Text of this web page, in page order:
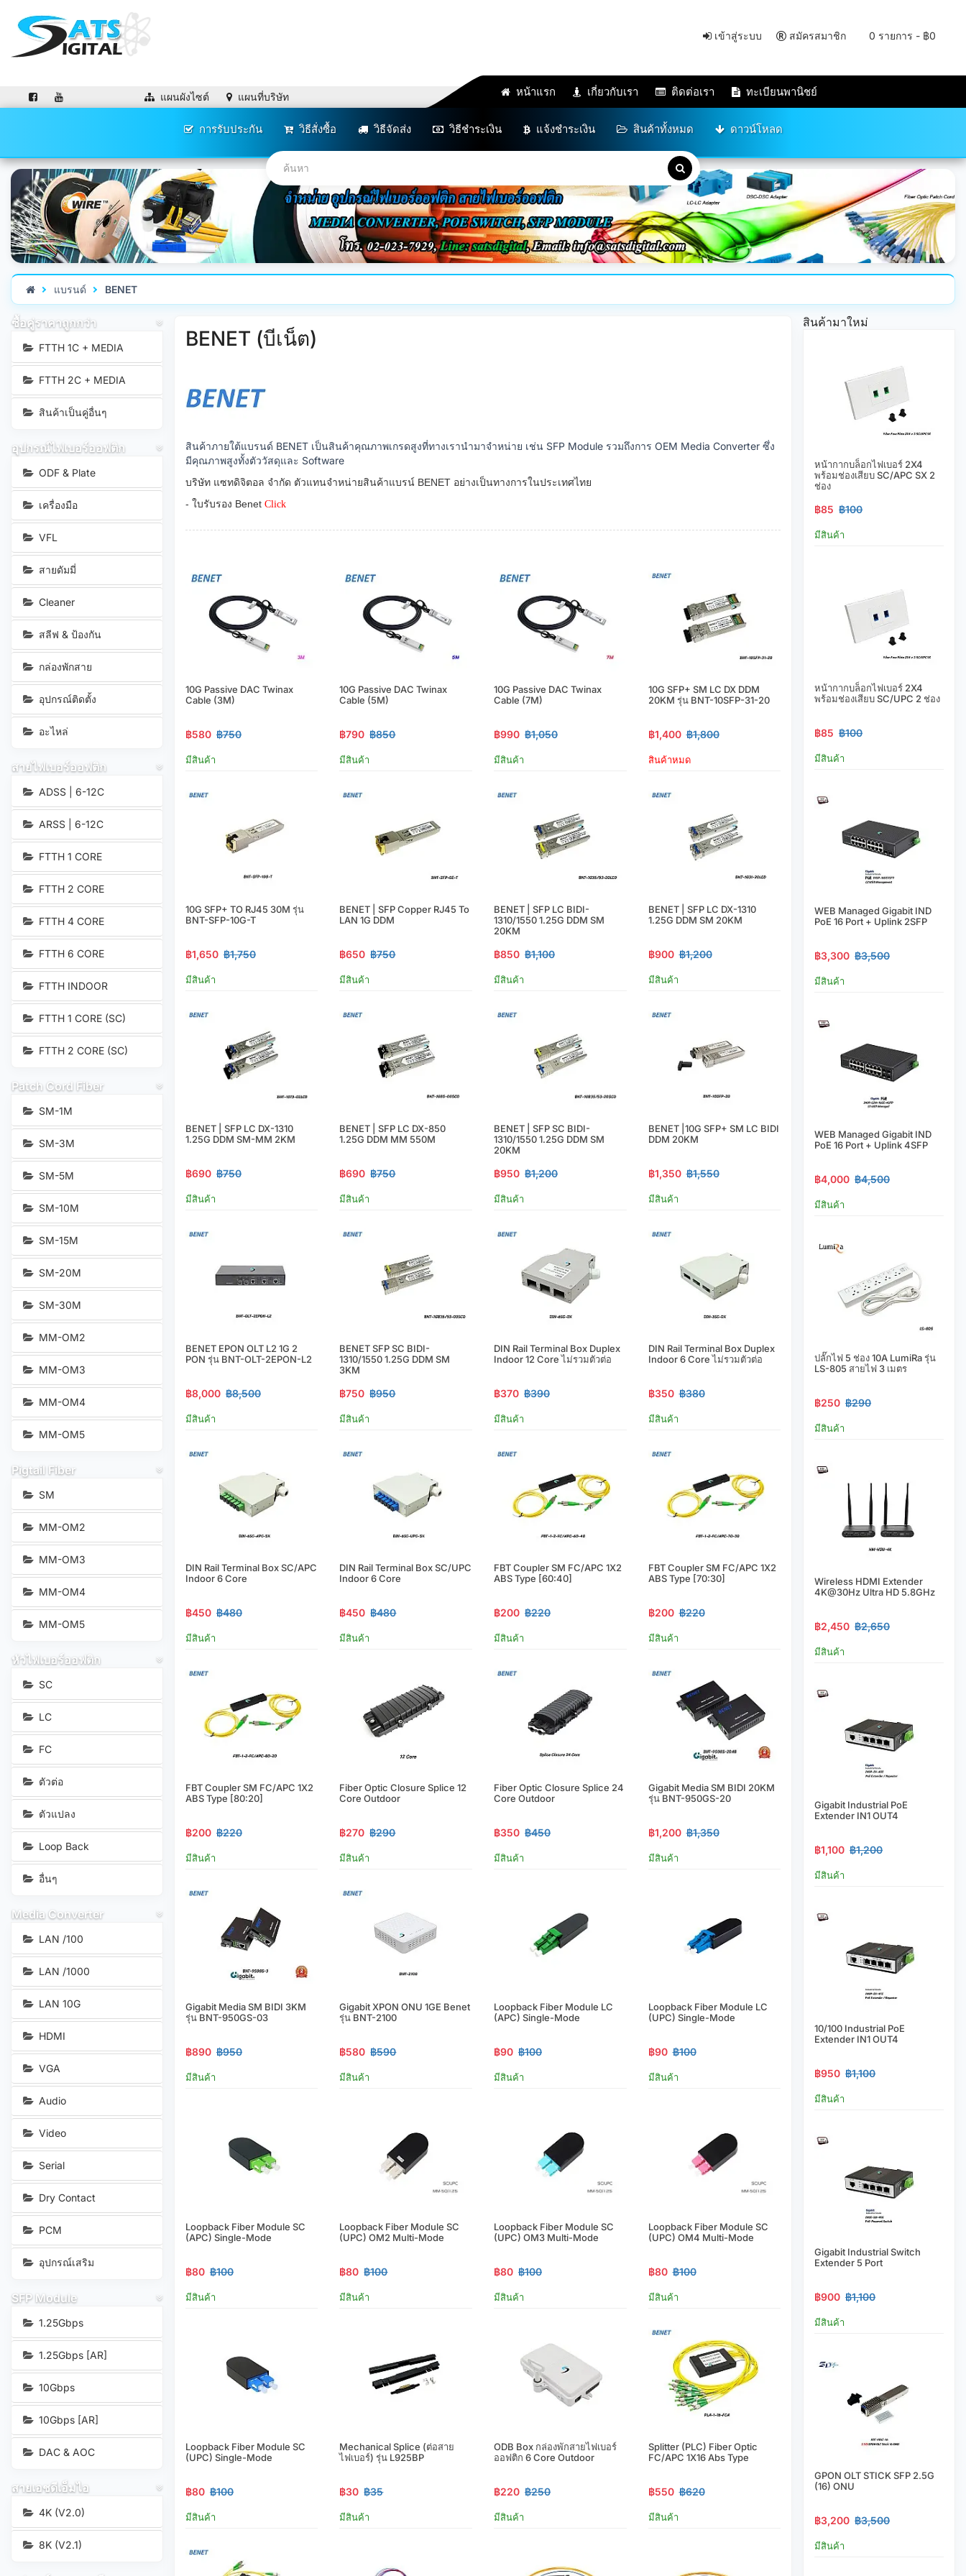
0 รายการ - ฿0
เข้าสู่ระบบ สมัครสมาชิก
แผนผังไซต์ แผนที่บริษัท หน้าแรก เกี่ยวกับเรา ติดต่อเรา ทะเบียนพานิชย์
การรับประกัน วิธีสั่งซื้อ วิธีจัดส่ง วิธีชำระเงิน แจ้งชำระเงิน สินค้าทั้งหมด ดาวน์โหลด
แบรนด์ BENET
ซื้อคู่ราคาถูกกว่า
FTTH 1C + MEDIA
FTTH 2C + MEDIA
สินค้าเป็นคู่อื่นๆ
อุปกรณ์ไฟเบอร์ออฟติก
ODF & Plate
เครื่องมือ
VFL
สายดัมมี่
Cleaner
สลีฟ & ป้องกัน
กล่องพักสาย
อุปกรณ์ติดตั้ง
อะไหล่
สายไฟเบอร์ออฟติก
ADSS | 6-12C
ARSS | 6-12C
FTTH 1 CORE
FTTH 2 CORE
FTTH 4 CORE
FTTH 6 CORE
FTTH INDOOR
FTTH 1 CORE (SC)
FTTH 2 CORE (SC)
Patch Cord Fiber
SM-1M
SM-3M
SM-5M
SM-10M
SM-15M
SM-20M
SM-30M
MM-OM2
MM-OM3
MM-OM4
MM-OM5
Pigtail Fiber
SM
MM-OM2
MM-OM3
MM-OM4
MM-OM5
หัวไฟเบอร์ออฟติก
SC
LC
FC
ตัวต่อ
ตัวแปลง
Loop Back
อื่นๆ
Media Converter
LAN /100
LAN /1000
LAN 10G
HDMI
VGA
Audio
Video
Serial
Dry Contact
PCM
อุปกรณ์เสริม
SFP Module
1.25Gbps
1.25Gbps [AR]
10Gbps
10Gbps [AR]
DAC & AOC
สายเอชดีเอ็มไอ
4K (V2.0)
8K (V2.1)
BENET (บีเน็ต)
สินค้าภายใต้แบรนด์ BENET เป็นสินค้าคุณภาพเกรดสูงที่ทางเรานำมาจำหน่าย เช่น SFP Module รวมถึงการ OEM Media Converter ซึ่ง
มีคุณภาพสูงทั้งตัววัสดุและ Software
บริษัท แซทดิจิตอล จำกัด ตัวแทนจำหน่ายสินค้าแบรน์ BENET อย่างเป็นทางการในประเทศไทย
- ใบรับรอง Benet Click
10G Passive DAC Twinax
Cable (3M)
฿580 ฿750
มีสินค้า
10G Passive DAC Twinax
Cable (5M)
฿790 ฿850
มีสินค้า
10G Passive DAC Twinax
Cable (7M)
฿990 ฿1,050
มีสินค้า
10G SFP+ SM LC DX DDM
20KM รุ่น BNT-10SFP-31-20
฿1,400 ฿1,800
สินค้าหมด
10G SFP+ TO RJ45 30M รุ่น
BNT-SFP-10G-T
฿1,650 ฿1,750
มีสินค้า
BENET | SFP Copper RJ45 To
LAN 1G DDM
฿650 ฿750
มีสินค้า
BENET | SFP LC BIDI-
1310/1550 1.25G DDM SM
20KM
฿850 ฿1,100
มีสินค้า
BENET | SFP LC DX-1310
1.25G DDM SM 20KM
฿900 ฿1,200
มีสินค้า
BENET | SFP LC DX-1310
1.25G DDM SM-MM 2KM
฿690 ฿750
มีสินค้า
BENET | SFP LC DX-850
1.25G DDM MM 550M
฿690 ฿750
มีสินค้า
BENET | SFP SC BIDI-
1310/1550 1.25G DDM SM
20KM
฿950 ฿1,200
มีสินค้า
BENET |10G SFP+ SM LC BIDI
DDM 20KM
฿1,350 ฿1,550
มีสินค้า
BENET EPON OLT L2 1G 2
PON รุ่น BNT-OLT-2EPON-L2
฿8,000 ฿8,500
มีสินค้า
BENET SFP SC BIDI-
1310/1550 1.25G DDM SM
3KM
฿750 ฿950
มีสินค้า
DIN Rail Terminal Box Duplex
Indoor 12 Core ไม่รวมตัวต่อ
฿370 ฿390
มีสินค้า
DIN Rail Terminal Box Duplex
Indoor 6 Core ไม่รวมตัวต่อ
฿350 ฿380
มีสินค้า
DIN Rail Terminal Box SC/APC
Indoor 6 Core
฿450 ฿480
มีสินค้า
DIN Rail Terminal Box SC/UPC
Indoor 6 Core
฿450 ฿480
มีสินค้า
FBT Coupler SM FC/APC 1X2
ABS Type [60:40]
฿200 ฿220
มีสินค้า
FBT Coupler SM FC/APC 1X2
ABS Type [70:30]
฿200 ฿220
มีสินค้า
FBT Coupler SM FC/APC 1X2
ABS Type [80:20]
฿200 ฿220
มีสินค้า
Fiber Optic Closure Splice 12
Core Outdoor
฿270 ฿290
มีสินค้า
Fiber Optic Closure Splice 24
Core Outdoor
฿350 ฿450
มีสินค้า
Gigabit Media SM BIDI 20KM
รุ่น BNT-950GS-20
฿1,200 ฿1,350
มีสินค้า
Gigabit Media SM BIDI 3KM
รุ่น BNT-950GS-03
฿890 ฿950
มีสินค้า
Gigabit XPON ONU 1GE Benet
รุ่น BNT-2100
฿580 ฿590
มีสินค้า
Loopback Fiber Module LC
(APC) Single-Mode
฿90 ฿100
มีสินค้า
Loopback Fiber Module LC
(UPC) Single-Mode
฿90 ฿100
มีสินค้า
Loopback Fiber Module SC
(APC) Single-Mode
฿80 ฿100
มีสินค้า
Loopback Fiber Module SC
(UPC) OM2 Multi-Mode
฿80 ฿100
มีสินค้า
Loopback Fiber Module SC
(UPC) OM3 Multi-Mode
฿80 ฿100
มีสินค้า
Loopback Fiber Module SC
(UPC) OM4 Multi-Mode
฿80 ฿100
มีสินค้า
Loopback Fiber Module SC
(UPC) Single-Mode
฿80 ฿100
มีสินค้า
Mechanical Splice (ต่อสาย
ไฟเบอร์) รุ่น L925BP
฿30 ฿35
มีสินค้า
ODB Box กล่องพักสายไฟเบอร์
ออฟติก 6 Core Outdoor
฿220 ฿250
มีสินค้า
Splitter (PLC) Fiber Optic
FC/APC 1X16 Abs Type
฿550 ฿620
มีสินค้า
สินค้ามาใหม่
หน้ากากบล็อกไฟเบอร์ 2X4
พร้อมช่องเสียบ SC/APC SX 2
ช่อง
฿85 ฿100
มีสินค้า
หน้ากากบล็อกไฟเบอร์ 2X4
พร้อมช่องเสียบ SC/UPC 2 ช่อง
฿85 ฿100
มีสินค้า
WEB Managed Gigabit IND
PoE 16 Port + Uplink 2SFP
฿3,300 ฿3,500
มีสินค้า
WEB Managed Gigabit IND
PoE 16 Port + Uplink 4SFP
฿4,000 ฿4,500
มีสินค้า
ปลั๊กไฟ 5 ช่อง 10A LumiRa รุ่น
LS-805 สายไฟ 3 เมตร
฿250 ฿290
มีสินค้า
Wireless HDMI Extender
4K@30Hz Ultra HD 5.8GHz
฿2,450 ฿2,650
มีสินค้า
Gigabit Industrial PoE
Extender IN1 OUT4
฿1,100 ฿1,200
มีสินค้า
10/100 Industrial PoE
Extender IN1 OUT4
฿950 ฿1,100
มีสินค้า
Gigabit Industrial Switch
Extender 5 Port
฿900 ฿1,100
มีสินค้า
GPON OLT STICK SFP 2.5G
(16) ONU
฿3,200 ฿3,500
มีสินค้า